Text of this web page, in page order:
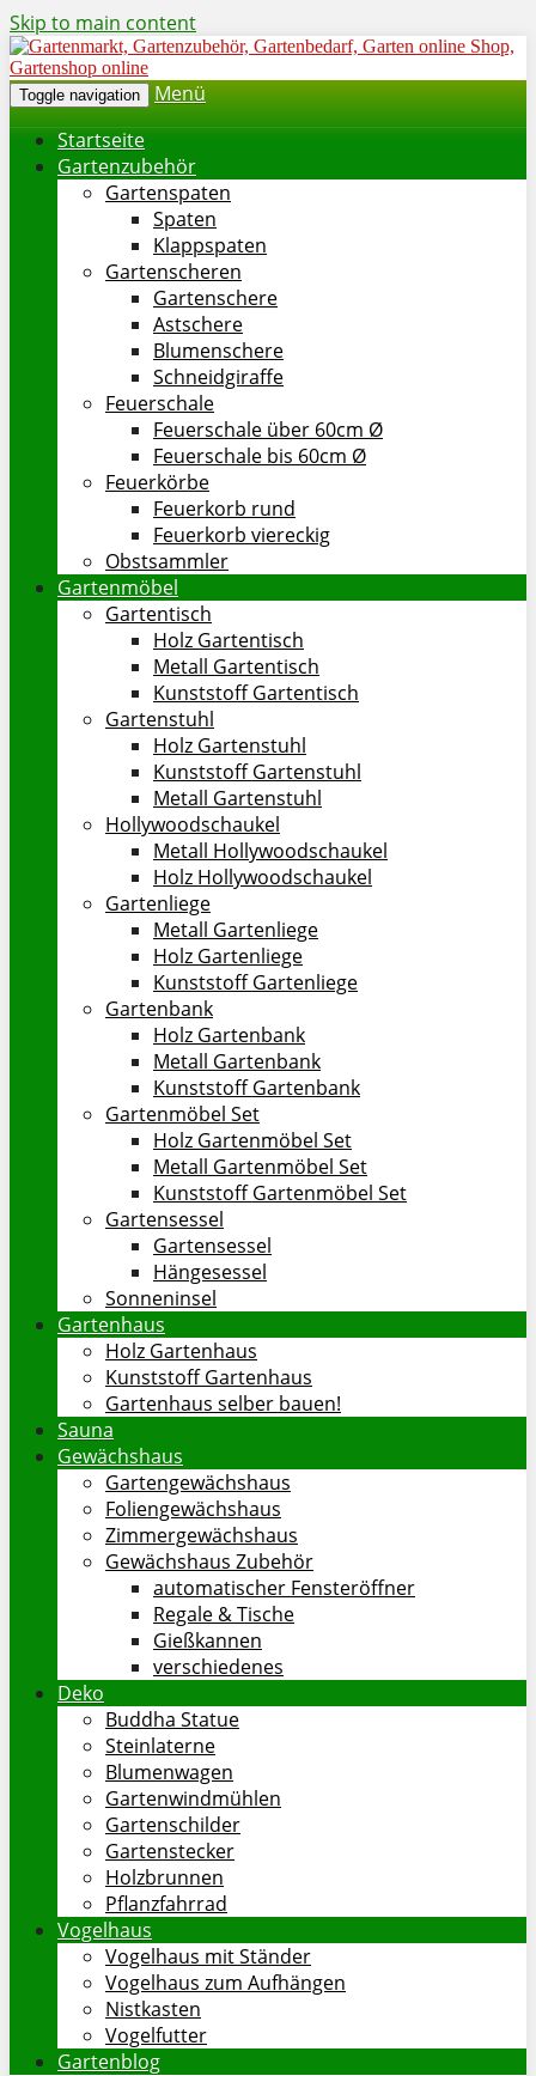
Skip to main content
Toggle navigation
Menü
Startseite
Gartenzubehör
Gartenspaten
Spaten
Klappspaten
Gartenscheren
Gartenschere
Astschere
Blumenschere
Schneidgiraffe
Feuerschale
Feuerschale über 60cm Ø
Feuerschale bis 60cm Ø
Feuerkörbe
Feuerkorb rund
Feuerkorb viereckig
Obstsammler
Gartenmöbel
Gartentisch
Holz Gartentisch
Metall Gartentisch
Kunststoff Gartentisch
Gartenstuhl
Holz Gartenstuhl
Kunststoff Gartenstuhl
Metall Gartenstuhl
Hollywoodschaukel
Metall Hollywoodschaukel
Holz Hollywoodschaukel
Gartenliege
Metall Gartenliege
Holz Gartenliege
Kunststoff Gartenliege
Gartenbank
Holz Gartenbank
Metall Gartenbank
Kunststoff Gartenbank
Gartenmöbel Set
Holz Gartenmöbel Set
Metall Gartenmöbel Set
Kunststoff Gartenmöbel Set
Gartensessel
Gartensessel
Hängesessel
Sonneninsel
Gartenhaus
Holz Gartenhaus
Kunststoff Gartenhaus
Gartenhaus selber bauen!
Sauna
Gewächshaus
Gartengewächshaus
Foliengewächshaus
Zimmergewächshaus
Gewächshaus Zubehör
automatischer Fensteröffner
Regale & Tische
Gießkannen
verschiedenes
Deko
Buddha Statue
Steinlaterne
Blumenwagen
Gartenwindmühlen
Gartenschilder
Gartenstecker
Holzbrunnen
Pflanzfahrrad
Vogelhaus
Vogelhaus mit Ständer
Vogelhaus zum Aufhängen
Nistkasten
Vogelfutter
Gartenblog